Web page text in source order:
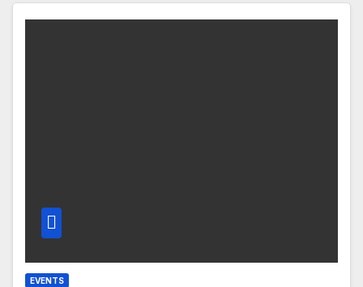
EVENTS